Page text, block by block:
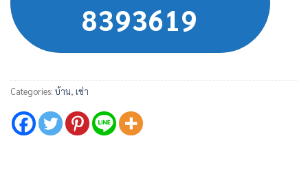
8393619
Categories: บ้าน, เช่า